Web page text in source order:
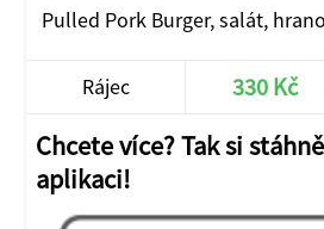
Pulled Pork Burger, salát,
Rájec 330 Kč
Chcete více? Tak si
aplikaci!